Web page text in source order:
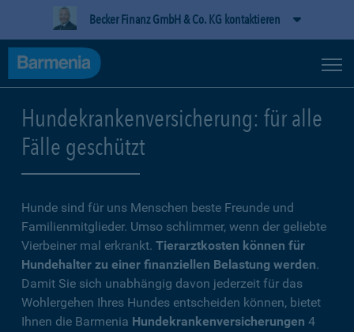
Becker Finanz GmbH & Co. KG kontaktieren
Hundekrankenversicherung: für alle
Fälle geschützt
Hunde sind für uns Menschen beste Freunde und
Familienmitglieder. Umso schlimmer, wenn der geliebte
Vierbeiner mal erkrankt. Tierarztkosten können für
Hundehalter zu einer finanziellen Belastung werden.
Damit Sie sich unabhängig davon jederzeit für das
Wohlergehen Ihres Hundes entscheiden können, bietet
Ihnen die Barmenia Hundekrankenversicherungen 4